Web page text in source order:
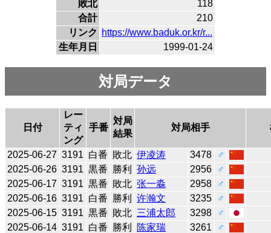
敗北
118
合計
210
リンク
https://www.baduk.or.kr/r...
生年月日
1999-01-24
対局データ
日付
レー
ティ
ング
手番
対局
結果
対局相手
2025-06-27 3191 白番 敗北 伊凌涛 3478
♂
2025-06-26 3191 黒番 勝利 孙远 2956
♂
2025-06-17 3191 黒番 敗北 张一淼 2958
♂
2025-06-16 3191 白番 勝利 许瀚文 3235
♂
2025-06-15 3191 黒番 敗北 三浦太郎 3298
♂
2025-06-14 3191 白番 勝利 陈家瑞 3261
♂